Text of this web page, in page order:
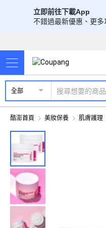
立即前往下載App
不錯過最新優惠、更多
全部
酷澎首頁 美妝保養 肌膚護理